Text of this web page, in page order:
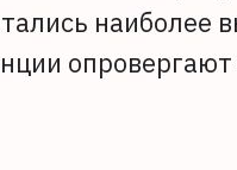
опровергают